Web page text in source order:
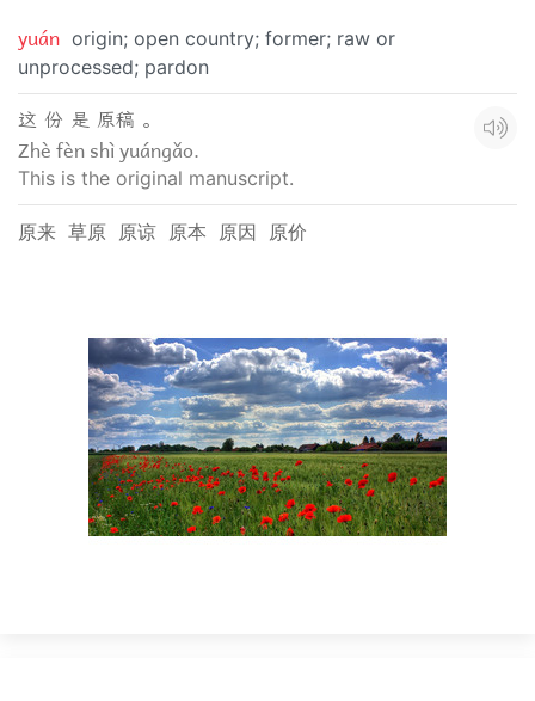
yuán origin; open country; former; raw or
unprocessed; pardon
这 份 是 原稿 。
Zhè fèn shì yuángǎo.
This is the original manuscript.
原来 草原 原谅 原本 原因 原价